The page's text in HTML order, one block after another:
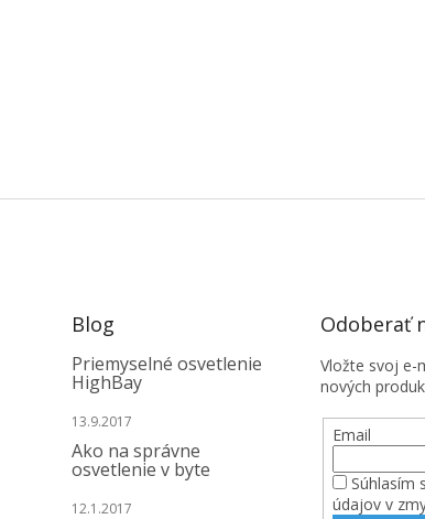
Blog
Priemyselné osvetlenie
HighBay
13.9.2017
Ako na správne
osvetlenie v byte
12.1.2017
Odoberať
Vložte svoj e-
nových
Email
Súhlasím
údajov v